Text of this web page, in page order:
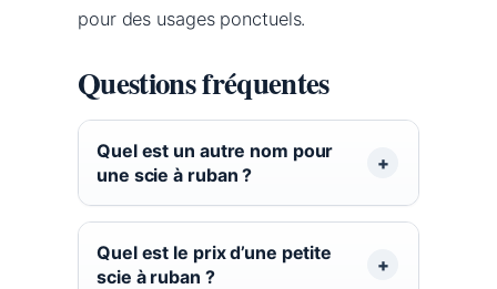
pour des usages ponctuels.
Questions fréquentes
Quel est un autre nom pour
une scie à ruban ?
Quel est le prix d’une petite
scie à ruban ?